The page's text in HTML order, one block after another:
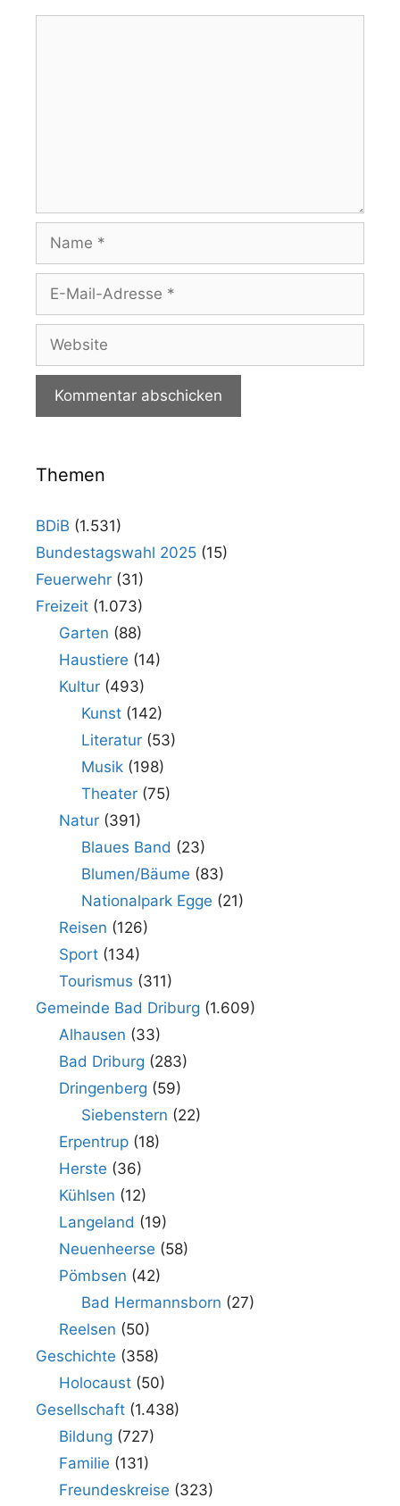
Name
Adresse
Website
Themen
BDiB (1.531)
Bundestagswahl 2025 (15)
Feuerwehr (31)
Freizeit (1.073)
Garten (88)
Haustiere (14)
Kultur(493)
Kunst (142)
Literatur (53)
Musik (198)
Theater (75)
Natur(391)
Blaues Band (23)
Blumen/Bäume (83)
Nationalpark Egge (21)
Reisen (126)
Sport(134)
Tourismus (311)
Gemeinde Bad Driburg (1.609)
Alhausen (33)
Bad Driburg (283)
Dringenberg (59)
Siebenstern (22)
Erpentrup(18)
Herste (36)
Kühlsen (12)
Langeland (19)
Neuenheerse (58)
Pömbsen (42)
Bad Hermannsborn (27)
Reelsen (50)
Geschichte (358)
Holocaust(50)
Gesellschaft (1.438)
Bildung (727)
Familie (131)
Freundeskreise (323)